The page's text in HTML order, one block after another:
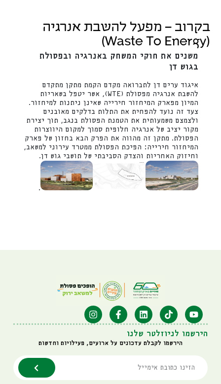
בקרוב – מפעל להשבת אנרגיה
(Waste To Energy)
משנים את חוקי המשחק באנרגיה ובפסולת
בגוש דן
איגוד ערים דן לתברואה מקדם הקמת מתקן מתקדם
להשבת אנרגיה מפסולת (WTE), אשר יטפל בשאריות
המיון מפארק המיחזור חירייה שאינן ניתנות למיחזור.
צעד זה נועד להפחית את התלות בדלקים מאובנים
ולצמצם משמעותית את הטמנת הפסולת בנגב, תוך יצירת
מקור יציב של אנרגיה חלופית סמוך למקום היווצרות
הפסולת. מתקן זה מהווה את הפרק הבא בחזון של פארק
המיחזור חירייה: הפיכת הפסולת ממטרד עירוני למשאב,
וחיזוק האחריות והצדק הסביבתי של תושבי גוש דן.
.
הירשמו לניוזלטר שלנו
הירשמו לקבלת עדכונים על ארועים, פעילויות וחדשות